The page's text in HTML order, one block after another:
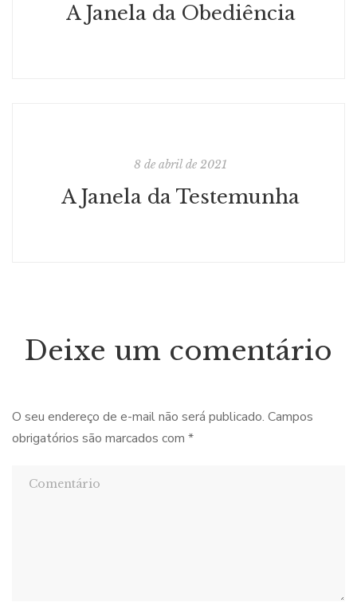
A Janela da Obediência
8 de abril de 2021
A Janela da Testemunha
Deixe um comentário
O seu endereço de e-mail não será publicado. Campos
obrigatórios são marcados com *